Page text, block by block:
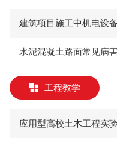
建筑项目施工中机电设
水泥混凝土路面常见病
工程教学
应用型高校土木工程实